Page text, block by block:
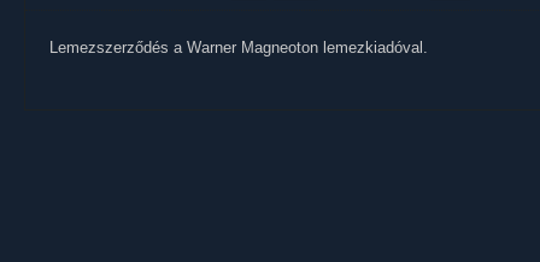
Lemezszerződés a Warner Magneoton lemezkiadóval.